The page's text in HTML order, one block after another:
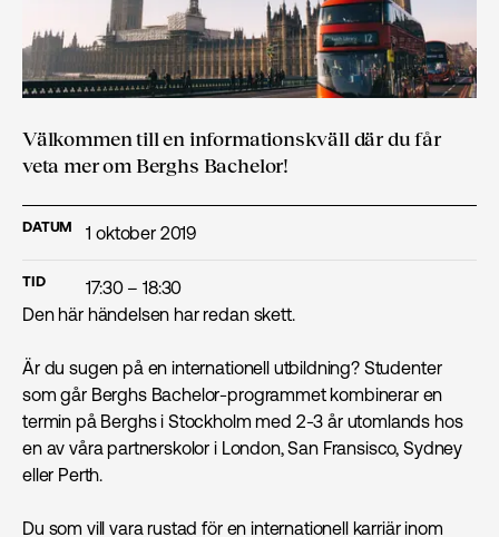
Välkommen till en informationskväll där du får
veta mer om Berghs Bachelor!
DATUM 1 oktober 2019
TID
17:30 – 18:30
Den här händelsen har redan skett.
Är du sugen på en internationell utbildning? Studenter
som går Berghs Bachelor-programmet kombinerar en
termin på Berghs i Stockholm med 2-3 år utomlands hos
en av våra partnerskolor i London, San Fransisco, Sydney
eller Perth.
Du som vill vara rustad för en internationell karriär inom